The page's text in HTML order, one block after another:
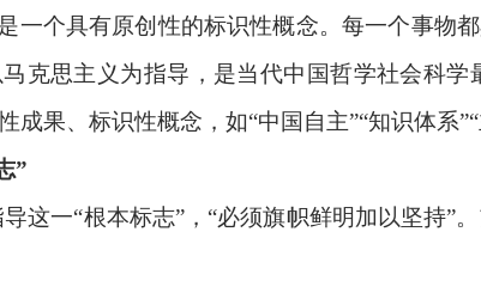
一个具有原创性的标识性概念。每一个事物
克思主义为指导，是当代中国哲学社会科
成果、标识性概念，如“中国自主”“知识体系
”
这一“根本标志”，“必须旗帜鲜明加以坚持